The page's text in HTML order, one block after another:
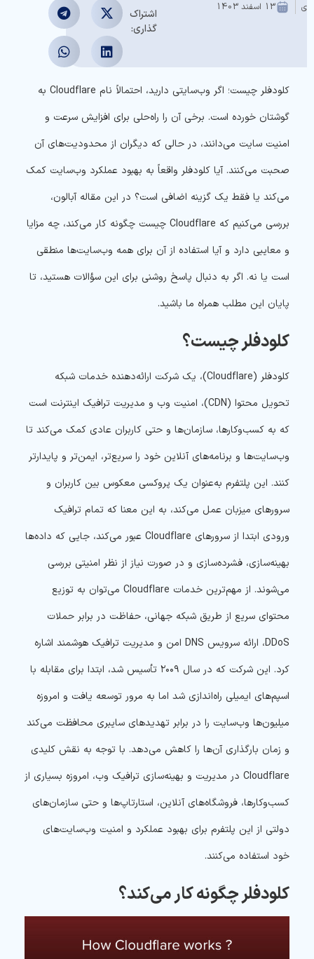
13 اسفند 1403
اشتراک
گذاری:
کلودفلر چیست؛ اگر وب‌سایتی دارید، احتمالاً نام Cloudflare به
گوشتان خورده است. برخی آن را راه‌حلی برای افزایش سرعت و
امنیت سایت می‌دانند، در حالی که دیگران از محدودیت‌های آن
صحبت می‌کنند. آیا کلودفلر واقعاً به بهبود عملکرد وب‌سایت کمک
می‌کند یا فقط یک گزینه اضافی است؟ در این مقاله آبالون،
بررسی می‌کنیم که Cloudflare چیست چگونه کار می‌کند، چه مزایا
و معایبی دارد و آیا استفاده از آن برای همه وب‌سایت‌ها منطقی
است یا نه. اگر به دنبال پاسخ روشنی برای این سؤالات هستید، تا
پایان این مطلب همراه ما باشید.
کلودفلر چیست؟
کلودفلر (Cloudflare)، یک شرکت ارائه‌دهنده خدمات شبکه
تحویل محتوا (CDN)، امنیت وب و مدیریت ترافیک اینترنت است
که به کسب‌وکارها، سازمان‌ها و حتی کاربران عادی کمک می‌کند تا
وب‌سایت‌ها و برنامه‌های آنلاین خود را سریع‌تر، ایمن‌تر و پایدارتر
کنند. این پلتفرم به‌عنوان یک پروکسی معکوس بین کاربران و
سرورهای میزبان عمل می‌کند، به این معنا که تمام ترافیک
ورودی ابتدا از سرورهای Cloudflare عبور می‌کند، جایی که داده‌ها
بهینه‌سازی، فشرده‌سازی و در صورت نیاز از نظر امنیتی بررسی
می‌شوند. از مهم‌ترین خدمات Cloudflare می‌توان به توزیع
محتوای سریع از طریق شبکه جهانی، حفاظت در برابر حملات
DDoS، ارائه سرویس DNS امن و مدیریت ترافیک هوشمند اشاره
کرد. این شرکت که در سال ۲۰۰۹ تأسیس شد، ابتدا برای مقابله با
اسپم‌های ایمیلی راه‌اندازی شد اما به مرور توسعه یافت و امروزه
میلیون‌ها وب‌سایت را در برابر تهدیدهای سایبری محافظت می‌کند
و زمان بارگذاری آن‌ها را کاهش می‌دهد. با توجه به نقش کلیدی
Cloudflare در مدیریت و بهینه‌سازی ترافیک وب، امروزه بسیاری از
کسب‌وکارها، فروشگاه‌های آنلاین، استارتاپ‌ها و حتی سازمان‌های
دولتی از این پلتفرم برای بهبود عملکرد و امنیت وب‌سایت‌های
خود استفاده می‌کنند.
کلودفلر چگونه کار می‌کند؟